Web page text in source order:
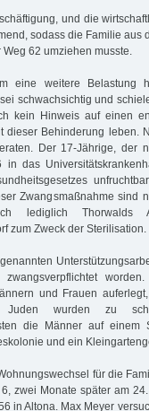
und die
sodass die Familie aus
62 umziehen musste.
eine weitere Belastung
schwachsichtig und
kein Hinweis auf einen
dieser Behinderung leben.
Der 17-Jährige, der
das
Zwangsmaßnahme sind
lediglich Thorwalds
zum Zweck der Sterilisation.
und Frauen
Juden wurden zu
die Männer auf einem
und ein
für die
zwei Monate später am
in Altona. Max Meyer